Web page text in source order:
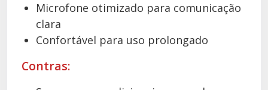
Microfone otimizado para comunicação
clara
Confortável para uso prolongado
Contras: